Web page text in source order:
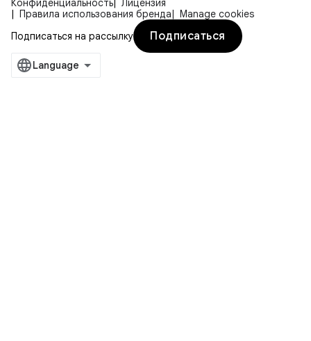
Конфиденциальность
Лицензия
Правила использования бренда
Manage cookies
Подписаться на рассылку
Подписаться